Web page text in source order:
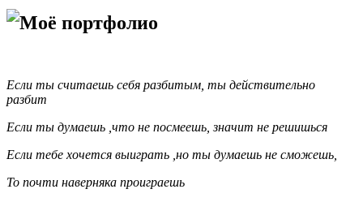
Моё портфолио
Если ты считаешь себя разбитым, ты действительно
разбит
Если ты думаешь ,что не посмеешь, значит не решишься
Если тебе хочется выиграть ,но ты думаешь не сможешь,
То почти наверняка проиграешь